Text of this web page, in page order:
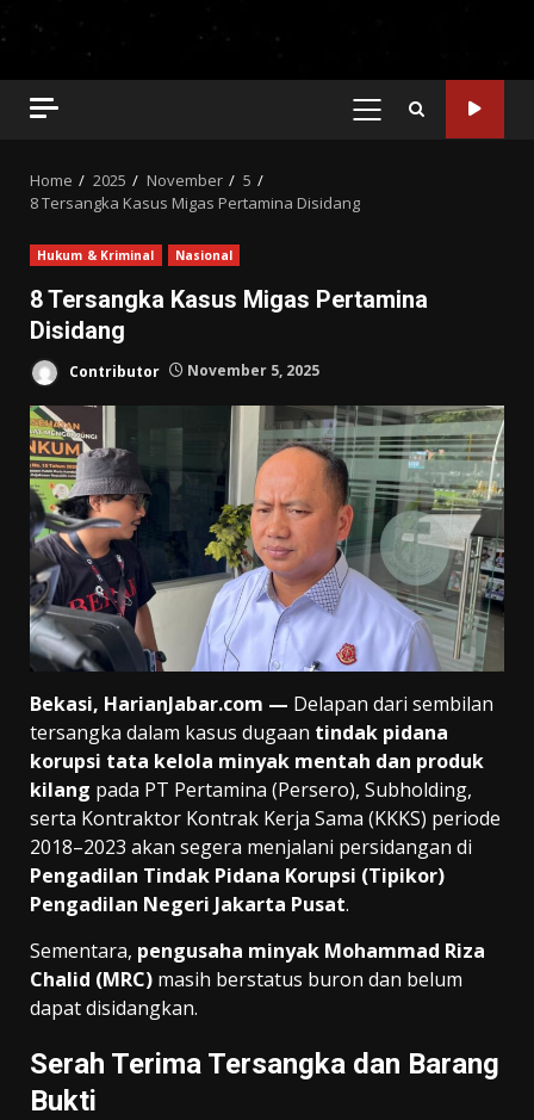
PRIMARY
Home 2025 November
5
8 Tersangka Kasus Migas Pertamina Disidang
Hukum & Kriminal Nasional
8 Tersangka Kasus Migas Pertamina
Disidang
Contributor November 5, 2025
Bekasi, HarianJabar.com — Delapan dari sembilan
tersangka dalam kasus dugaan tindak pidana
korupsi tata kelola minyak mentah dan produk
kilang pada PT Pertamina (Persero), Subholding,
serta Kontraktor Kontrak Kerja Sama (KKKS) periode
2018–2023 akan segera menjalani persidangan di
Pengadilan Tindak Pidana Korupsi (Tipikor)
Pengadilan Negeri Jakarta Pusat.
Sementara, pengusaha minyak Mohammad Riza
Chalid (MRC) masih berstatus buron dan belum
dapat disidangkan.
Serah Terima Tersangka dan Barang
Bukti